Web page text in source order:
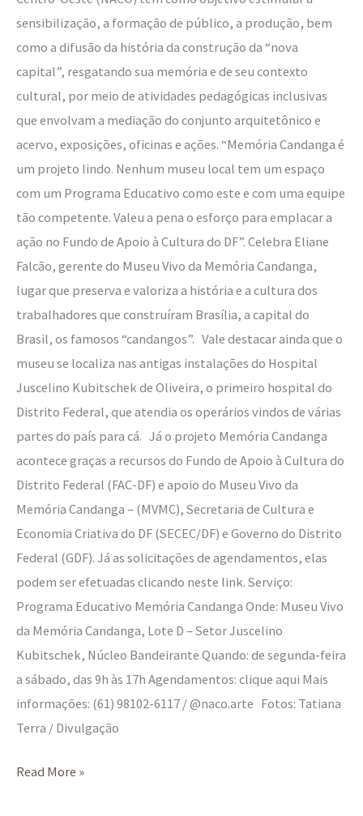
sensibilização, a formação de público, a produção, bem
como a difusão da história da construção da “nova
capital”, resgatando sua memória e de seu contexto
cultural, por meio de atividades pedagógicas inclusivas
que envolvam a mediação do conjunto arquitetônico e
acervo, exposições, oficinas e ações. “Memória Candanga é
um projeto lindo. Nenhum museu local tem um espaço
com um Programa Educativo como este e com uma equipe
tão competente. Valeu a pena o esforço para emplacar a
ação no Fundo de Apoio à Cultura do DF”. Celebra Eliane
Falcão, gerente do Museu Vivo da Memória Candanga,
lugar que preserva e valoriza a história e a cultura dos
trabalhadores que construíram Brasília, a capital do
Brasil, os famosos “candangos”. Vale destacar ainda que o
museu se localiza nas antigas instalações do Hospital
Juscelino Kubitschek de Oliveira, o primeiro hospital do
Distrito Federal, que atendia os operários vindos de várias
partes do país para cá. Já o projeto Memória Candanga
acontece graças a recursos do Fundo de Apoio à Cultura do
Distrito Federal (FAC-DF) e apoio do Museu Vivo da
Memória Candanga – (MVMC), Secretaria de Cultura e
Economia Criativa do DF (SECEC/DF) e Governo do Distrito
Federal (GDF). Já as solicitações de agendamentos, elas
podem ser efetuadas clicando neste link. Serviço:
Programa Educativo Memória Candanga Onde: Museu Vivo
da Memória Candanga, Lote D – Setor Juscelino
Kubitschek, Núcleo Bandeirante Quando: de segunda-feira
a sábado, das 9h às 17h Agendamentos: clique aqui Mais
informações: (61) 98102-6117 / @naco.arte Fotos: Tatiana
Terra / Divulgação
Read More »